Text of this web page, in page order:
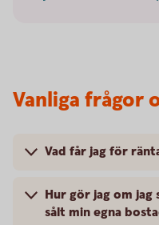
Vanliga frågor
Vad får jag för
Hur gör jag om jag
sålt min egna